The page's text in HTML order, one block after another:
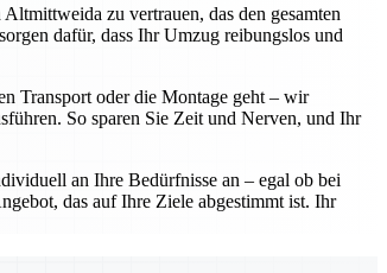
zu vertrauen, das den gesamten
dafür, dass Ihr Umzug reibungslos und
Transport oder die Montage geht – wir
So sparen Sie Zeit und Nerven, und Ihr
an Ihre Bedürfnisse an – egal ob bei
das auf Ihre Ziele abgestimmt ist. Ihr